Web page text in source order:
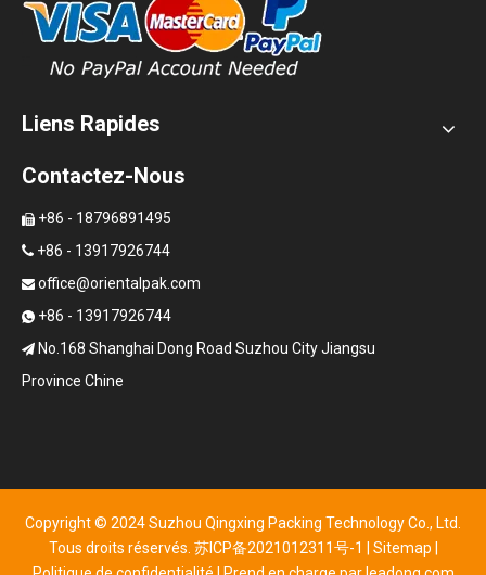
Liens Rapides
Contactez-Nous
 +86 - 18796891495
 +86 - 13917926744
 office@orientalpak.com
 +86 - 13917926744
 No.168 Shanghai Dong Road Suzhou City Jiangsu
Province Chine
Copyright © 2024 Suzhou Qingxing Packing Technology Co., Ltd.
Tous droits réservés. 苏ICP备2021012311号-1 Sitemap